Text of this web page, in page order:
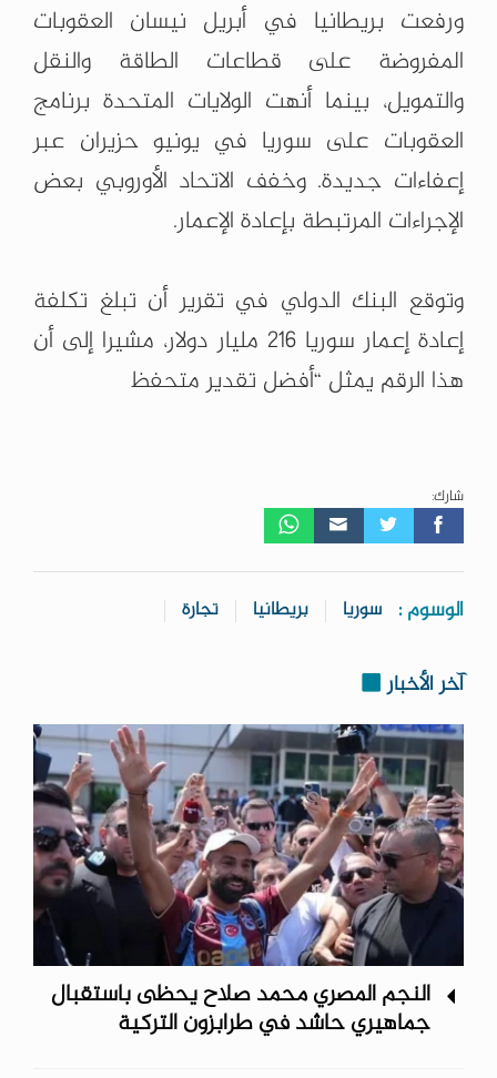
ورفعت بريطانيا في أبريل نيسان العقوبات
المفروضة على قطاعات الطاقة والنقل
والتمويل، بينما أنهت الولايات المتحدة برنامج
العقوبات على سوريا في يونيو حزيران عبر
إعفاءات جديدة. وخفف الاتحاد الأوروبي بعض
الإجراءات المرتبطة بإعادة الإعمار.
وتوقع البنك الدولي في تقرير أن تبلغ تكلفة
إعادة إعمار سوريا 216 مليار دولار، مشيرا إلى أن
هذا الرقم يمثل “أفضل تقدير متحفظ
شارك:
الوسوم : سوريا بريطانيا تجارة
آخر الأخبار
النجم المصري محمد صلاح يحظى باستقبال
جماهيري حاشد في طرابزون التركية